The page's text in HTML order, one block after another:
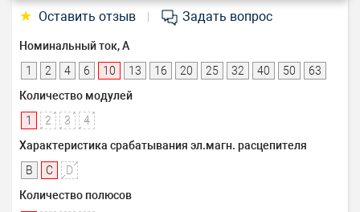
★ Оставить отзыв Задать вопрос
Номинальный ток, А
1
2 4 6 10 13 16 20 25 32 40 50
63
Количество модулей
1
2 3
4
Характеристика срабатывания эл.магн. расцепителя
B
C
D
Количество полюсов